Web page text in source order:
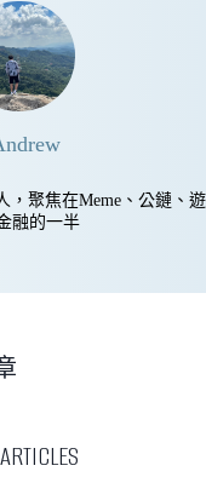
聚焦在Meme、公鏈、
融的一半